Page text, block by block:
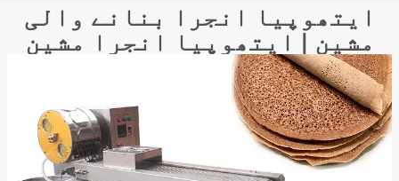
ایتھوپیا انجرا بنانے والی
مشین | ایتھوپیا انجرا مشین